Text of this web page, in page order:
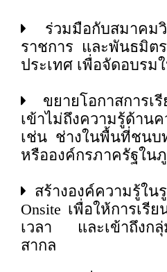
ร่วมมือกับสมาคม
ราชการ และพันธมิต
ประเทศ เพื่อจัดอบรม
ขยายโอกาสการเ
เข้าไม่ถึงความรู้ด้าน
เช่น ช่างในพื้นที่ชนบ
หรือองค์กรภาครัฐใน
สร้างองค์ความรู้ใน
Onsite เพื่อให้การเรี
เวลา และเข้าถึงกลุ่
สากล